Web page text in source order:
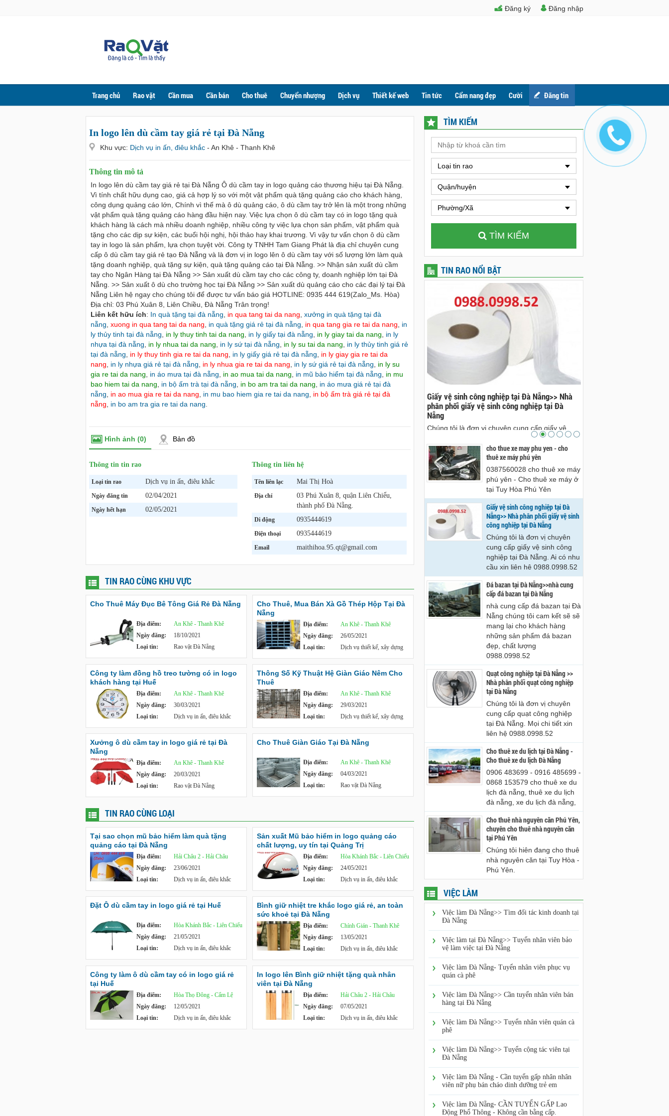
Đăng nhập
Đăng ký
Trang chủ Rao vặt Cần mua Cần bán Cho thuê Chuyển nhượng Dịch vụ Thiết kế web Tin tức Cẩm nang đẹp Cười Đăng tin
In logo lên dù cầm tay giá rẻ tại Đà Nẵng
Khu vực: Dịch vụ in ấn, điêu khắc - An Khê - Thanh Khê
Thông tin mô tả
In logo lên dù cầm tay giá rẻ tại Đà Nẵng Ô dù cầm tay in logo quảng cáo thương hiệu tại Đà Nẵng.
Vì tính chất hữu dụng cao, giá cả hợp lý so với một vật phẩm quà tặng quảng cáo cho khách hàng,
công dụng quảng cáo lớn, Chính vì thế mà ô dù quảng cáo, ô dù cầm tay trở lên là một trong những
vật phẩm quà tặng quảng cáo hàng đầu hiện nay. Việc lựa chọn ô dù cầm tay có in logo tặng quà
khách hàng là cách mà nhiều doanh nghiệp, nhiều công ty việc lựa chọn sản phẩm, vật phẩm quà
tặng cho các dịp sự kiện, các buổi hội nghị, hội thảo hay khai trương. Vì vậy tư vấn chọn ô dù cầm
tay in logo là sản phẩm, lựa chọn tuyệt vời. Công ty TNHH Tam Giang Phát là địa chỉ chuyên cung
cấp ô dù cầm tay giá rẻ tạo Đà Nẵng và là đơn vị in logo lên ô dù cầm tay với số lượng lớn làm quà
tặng doanh nghiệp, quà tặng sự kiện, quà tặng quảng cáo tại Đà Nẵng. >> Nhận sản xuất dù cầm
tay cho Ngân Hàng tại Đà Nẵng >> Sản xuất dù cầm tay cho các công ty, doanh nghiệp lớn tại Đà
Nẵng. >> Sản xuất ô dù cho trường học tại Đà Nẵng >> Sản xuất dù quảng cáo cho các đại lý tại Đà
Nẵng Liên hệ ngay cho chúng tôi để được tư vấn báo giá HOTLINE: 0935 444 619(Zalo_Ms. Hòa)
Địa chỉ: 03 Phú Xuân 8, Liên Chiều, Đà Nẵng Trân trọng!
Liên kết hữu ích: In quà tặng tại đà nẵng in qua tang tai da nang xưởng in quà tặng tại đà
nẵng xuong in qua tang tai da nang in quà tặng giá rẻ tại đà nẵng in qua tang gia re tai da nang
in
ly thủy tinh tại đà nẵng
in ly thuy tinh tai da nang in ly giấy tại đà nẵng in ly giay tai da nang
in ly
nhựa tại đà nẵng
in ly nhua tai da nang in ly sứ tại đà nẵng in ly su tai da nang
in ly thủy tinh giá rẻ
tại đà nẵng
in ly thuy tinh gia re tai da nang in ly giấy giá rẻ tại đà nẵng
in ly giay gia re tai da
nang
in ly nhựa giá rẻ tại đà nẵng in ly nhua gia re tai da nang in ly sứ giá rẻ tại đà nẵng
in ly su
gia re tai da nang
in áo mưa tại đà nẵng in ao mua tai da nang in mũ bảo hiểm tại đà nẵng
in mu
bao hiem tai da nang
in bộ ấm trà tại đà nẵng in bo am tra tai da nang
in áo mưa giá rẻ tại đà
nẵng
in ao mua gia re tai da nang in mu bao hiem gia re tai da nang
in bộ ấm trà giá rẻ tại đà
nẵng
in bo am tra gia re tai da nang
Hình ảnh (0) Bản đồ
Thông tin tin rao
Loại tin rao Dịch vụ in ấn, điêu khắc
Ngày đăng tin 02/04/2021
Ngày hết hạn 02/05/2021
Thông tin liên hệ
Tên liên lạc Mai Thị Hoà
Địa chỉ
03 Phú Xuân 8, quận Liên Chiểu,
thành phố Đà Nẵng.
Di động 0935444619
Điện thoại 0935444619
Email maithihoa.95.qt@gmail.com
TIN RAO CÙNG KHU VỰC
Cho Thuê Máy Đục Bê Tông Giá Rẻ Đà Nẵng
Địa điểm:
An Khê - Thanh Khê
Ngày đăng:
18/10/2021
Loại tin:
Rao vặt Đà Nẵng
Cho Thuê, Mua Bán Xà Gồ Thép Hộp Tại Đà
Nẵng
Địa điểm:
An Khê - Thanh Khê
Ngày đăng:
26/05/2021
Loại tin:
Dịch vụ thiết kế, xây dựng
Công ty làm đồng hồ treo tường có in logo
khách hàng tại Huế
Địa điểm:
An Khê - Thanh Khê
Ngày đăng:
30/03/2021
Loại tin:
Dịch vụ in ấn, điêu khắc
Thông Số Kỹ Thuật Hệ Giàn Giáo Nêm Cho
Thuê
Địa điểm:
An Khê - Thanh Khê
Ngày đăng:
29/03/2021
Loại tin:
Dịch vụ thiết kế, xây dựng
Xưởng ô dù cầm tay in logo giá rẻ tại Đà
Nẵng
Địa điểm:
An Khê - Thanh Khê
Ngày đăng:
20/03/2021
Loại tin:
Rao vặt Đà Nẵng
Cho Thuê Giàn Giáo Tại Đà Nẵng
Địa điểm:
An Khê - Thanh Khê
Ngày đăng:
04/03/2021
Loại tin:
Rao vặt Đà Nẵng
TIN RAO CÙNG LOẠI
Tại sao chọn mũ bảo hiểm làm quà tặng
quảng cáo tại Đà Nẵng
Địa điểm:
Hải Châu 2 - Hải Châu
Ngày đăng:
23/06/2021
Loại tin:
Dịch vụ in ấn, điêu khắc
Sản xuất Mũ bảo hiểm in logo quảng cáo
chất lượng, uy tín tại Quảng Trị
Địa điểm:
Hòa Khánh Bắc - Liên Chiểu
Ngày đăng:
24/05/2021
Loại tin:
Dịch vụ in ấn, điêu khắc
Đặt Ô dù cầm tay in logo giá rẻ tại Huế
Địa điểm:
Hòa Khánh Bắc - Liên Chiểu
Ngày đăng:
21/05/2021
Loại tin:
Dịch vụ in ấn, điêu khắc
Bình giữ nhiệt tre khắc logo giá rẻ, an toàn
sức khoẻ tại Đà Nẵng
Địa điểm:
Chính Gián - Thanh Khê
Ngày đăng:
13/05/2021
Loại tin:
Dịch vụ in ấn, điêu khắc
Công ty làm ô dù cầm tay có in logo giá rẻ
tại Huế
Địa điểm:
Hòa Thọ Đông - Cẩm Lệ
Ngày đăng:
12/05/2021
Loại tin:
Dịch vụ in ấn, điêu khắc
In logo lên Bình giữ nhiệt tặng quà nhân
viên tại Đà Nẵng
Địa điểm:
Hải Châu 2 - Hải Châu
Ngày đăng:
07/05/2021
Loại tin:
Dịch vụ in ấn, điêu khắc
TÌM KIẾM
Loại tin rao
Quận/huyện
Phường/Xã
TÌM KIẾM
TIN RAO NỔI BẬT
cho thue xe may phu yen - cho thuê xe máy
thuê xe máy ở tại Tuy Hòa Phú Yên
Giấy vệ sinh công nghiệp tại Đà Nẵng>> Nhà
phân phối giấy vệ sinh công nghiệp tại Đà
Nẵng
Chúng tôi là đơn vị chuyên cung cấp giấy vệ
sinh công nghiệp tại Đà Nẵng. Ai có nhu cầu xin
liên hê 0988.0998.52
du lịch tại Đà Nẵng - Cho thuê xe
đà nẵng, thuê xe du lịch đà nẵng,
Cho thuê nhà nguyên căn Phú Yên, chuyên cho
thuê nhà nguyên căn tại Phú Yên
tại Tuy Hòa - Phú Yên.
cho thue xe may phu yen - cho
thuê xe máy phú yên
0387560028 cho thuê xe máy
phú yên - Cho thuê xe máy ở
tại Tuy Hòa Phú Yên
Giấy vệ sinh công nghiệp tại Đà
Nẵng>> Nhà phân phối giấy vệ sinh
công nghiệp tại Đà Nẵng
Chúng tôi là đơn vị chuyên
cung cấp giấy vệ sinh công
nghiệp tại Đà Nẵng. Ai có nhu
cầu xin liên hê 0988.0998.52
Đá bazan tại Đà Nẵng>>nhà cung
cấp đá bazan tại Đà Nẵng
nhà cung cấp đá bazan tại Đà
Nẵng chúng tôi cam kết sẽ sẽ
mang lại cho khách hàng
những sản phẩm đá bazan
đẹp, chất lượng
0988.0998.52
Quạt công nghiệp tại Đà Nẵng >>
Nhà phân phối quạt công nghiệp
tại Đà Nẵng
Chúng tôi là đơn vị chuyên
cung cấp quạt công nghiệp
tại Đà Nẵng. Mọi chi tiết xin
liên hệ 0988.0998.52
Cho thuê xe du lịch tại Đà Nẵng -
Cho thuê xe du lịch Đà Nẵng
0906 483699 - 0916 485699 -
0868 153579 cho thuê xe du
lịch đà nẵng, thuê xe du lịch
đà nẵng, xe du lịch đà nẵng,
Cho thuê nhà nguyên căn Phú Yên,
chuyên cho thuê nhà nguyên căn
tại Phú Yên
Chúng tôi hiên đang cho thuê
nhà nguyên căn tại Tuy Hòa -
Phú Yên.
VIỆC LÀM
Việc làm Đà Nẵng>> Tìm đối tác kinh doanh tại
Đà Nẵng
Việc làm tại Đà Nẵng>> Tuyển nhân viên bảo
vệ làm việc tại Đà Nẵng
Việc làm Đà Nẵng- Tuyển nhân viên phục vụ
quán cà phê
Việc làm Đà Nẵng>> Cần tuyển nhân viên bán
hàng tại Đà Nẵng
Việc làm Đà Nẵng>> Tuyển nhân viên quán cà
phê
Việc làm Đà Nẵng>> Tuyển cộng tác viên tại
Đà Nẵng
Việc làm Đà Nẵng - Cần tuyển gấp nhân nhân
viên nữ phụ bán cháo dinh dưỡng trẻ em
Việc làm Đà Nẵng- CẦN TUYỂN GẤP Lao
Động Phổ Thông - Không cần bằng cấp.